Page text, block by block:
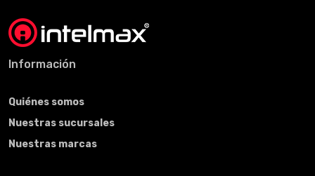
Información
Quiénes somos
Nuestras sucursales
Nuestras marcas